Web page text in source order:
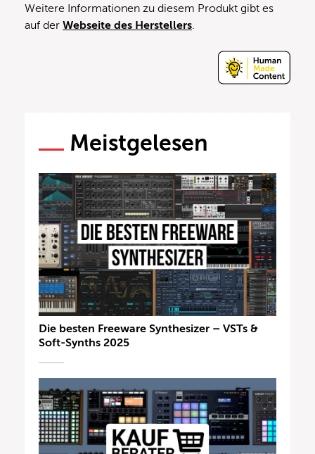
Weitere Informationen zu diesem Produkt gibt es
auf der Webseite des Herstellers.
Meistgelesen
Die besten Freeware Synthesizer – VSTs &
Soft-Synths 2025